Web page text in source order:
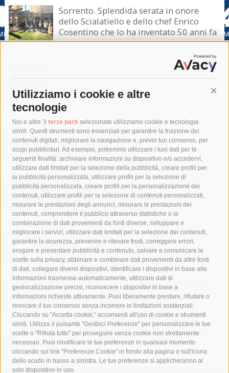
Utilizziamo i cookie e altre
tecnologie
Noi e altre 3 terze parti selezionate utilizziamo cookie e tecnologie
simili. Questi strumenti sono essenziali per garantire la fruizione dei
contenuti digitali, migliorare la navigazione e, previo tuo consenso, per
scopi pubblicitari. Ad esempio, potremmo utilizzare i tuoi dati per le
seguenti finalità: archiviare informazioni su dispositivo e/o accedervi,
utilizzare dati limitati per la selezione della pubblicità, creare profili per
la pubblicità personalizzata, utilizzare profili per la selezione di
pubblicità personalizzata, creare profili per la personalizzazione dei
contenuti, utilizzare profili per la selezione di contenuti personalizzati,
misurare le prestazioni degli annunci, misurare le prestazioni dei
contenuti, comprendere il pubblico attraverso statistiche o la
combinazione di dati provenienti da fonti diverse, sviluppare e
migliorare i servizi, utilizzare dati limitati per la selezione dei contenuti,
garantire la sicurezza, prevenire e rilevare frodi, correggere errori,
erogare e presentare pubblicità e contenuto, salvare e comunicare le
scelte sulla privacy, abbinare e combinare dati provenienti da altre fonti
di dati, collegare diversi dispositivi, identificare i dispositivi in base alle
informazioni trasmesse automaticamente, utilizzare dati di
geolocalizzazione precisi, riconoscere i dispositivi in base a
informazioni richieste attivamente. Puoi liberamente prestare, rifiutare o
revocare il tuo consenso senza incorrere in limitazioni sostanziali.
Cliccando su "Accetta cookie," acconsenti all'uso di cookie e strumenti
simili. Utilizza il pulsante "Gestisci Preferenze" per personalizzare le tue
scelte o "Rifiuta tutto" per proseguire senza cookie non strettamente
necessari. Puoi modificare le tue preferenze in qualsiasi momento
cliccando sul link "Preferenze Cookie" in fondo alla pagina o sull'icona
dello scudo in basso a sinistra. Le tue preferenze si applicheranno al
solo dispositivo in uso.
Sorrento. Splendida serata in onore
dello Scialatiello e dello chef Enrico
Cosentino che lo ha inventato 50 anni fa
5 Agosto 2026
Sorrento. Maurizio de Giovanni presenta
il suo ultimo libro
Tag
acqua allerta meteo
anas
area marina protetta di punta campanella
arresto
Asl Napoli 3 sud
capitaneria di porto capri
carabinieri
castellammare di stabia
circumvesuviana
comune di sorrento
concerto
contagi
costiera amalfitana
covid-19 eav
elezioni
fondazione sorrento
gori guardia costiera
incidente
lavori
lorenzo balducelli mare
massa lubrense
massimo coppola
Meta napoli
ordinanza
penisola sorrentina
piano di sorrento
polizia municipale
protezione civile
Regione Campania
sant'agnello
sindaco cuomo
sorrento studenti temporali
treni
turismo
Vico Equense villa fiorentino vincenzo de luca